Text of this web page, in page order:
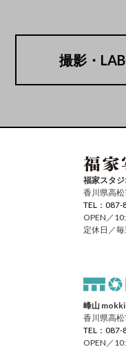
撮影・
福家スタ
香川県高
TEL：087-
OPEN／
定休日／
峰山
香川県高
TEL：087-
OPEN／